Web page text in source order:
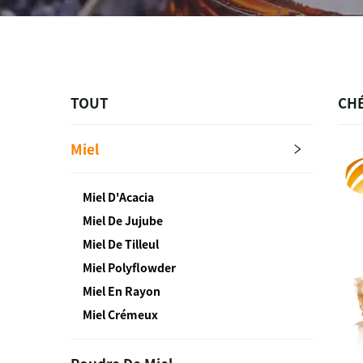
TOUT
Miel
Miel D'Acacia
Miel De Jujube
Miel De Tilleul
Miel Polyflowder
Miel En Rayon
Miel Crémeux